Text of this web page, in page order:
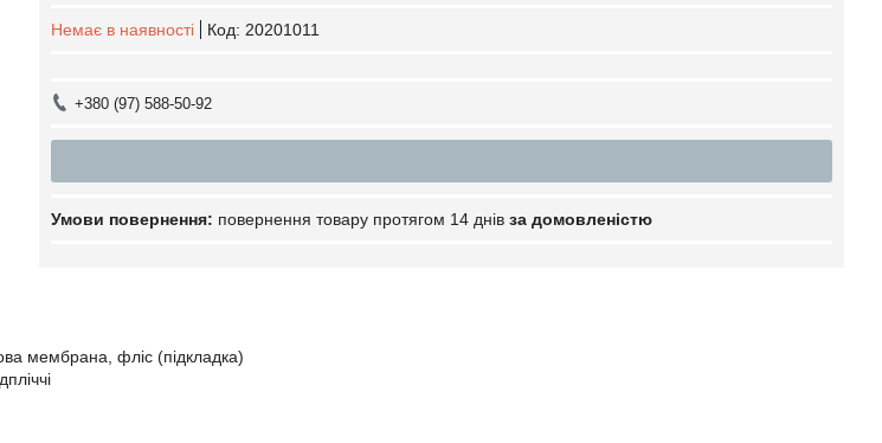
Немає в наявності Код: 20201011
+380 (97) 588-50-92
повернення товару протягом 14 днів за домовленістю
мембрана, фліс (підкладка)